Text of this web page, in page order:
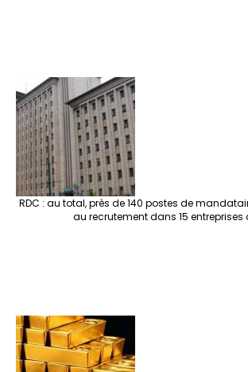
RDC : au total, près de 140 postes de
au recrutement dans 15 entreprises